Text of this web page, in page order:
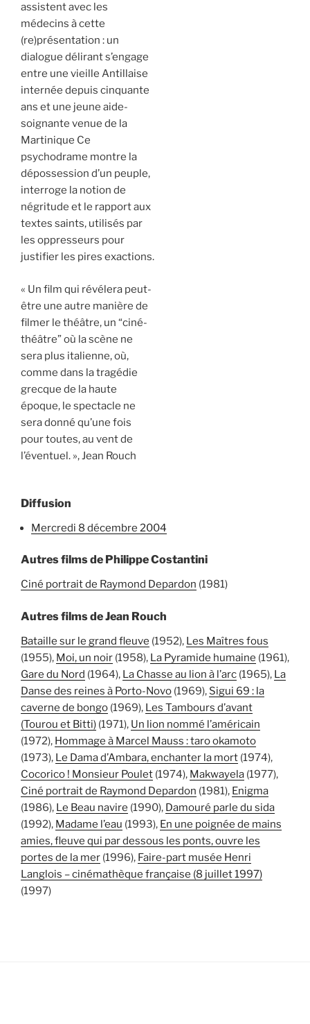
assistent avec les
médecins à cette
(re)présentation : un
dialogue délirant s’engage
entre une vieille Antillaise
internée depuis cinquante
ans et une jeune aide-
soignante venue de la
Martinique Ce
psychodrame montre la
dépossession d’un peuple,
interroge la notion de
négritude et le rapport aux
textes saints, utilisés par
les oppresseurs pour
justifier les pires exactions.
« Un film qui révélera peut-
être une autre manière de
filmer le théâtre, un “ciné-
théâtre” où la scène ne
sera plus italienne, où,
comme dans la tragédie
grecque de la haute
époque, le spectacle ne
sera donné qu’une fois
pour toutes, au vent de
l’éventuel. », Jean Rouch
Diffusion
mercredi 8 décembre 2004
Autres films de Philippe Costantini
Ciné portrait de Raymond Depardon (1981)
Autres films de Jean Rouch
Bataille sur le grand fleuve (1952), Les Maîtres fous
(1955), Moi, un noir (1958), La Pyramide humaine (1961),
Gare du Nord (1964), La Chasse au lion à l’arc (1965), La
Danse des reines à Porto-Novo (1969), Sigui 69 : la
caverne de bongo (1969), Les Tambours d’avant
(Tourou et Bitti) (1971), Un lion nommé l’américain
(1972), Hommage à Marcel Mauss : taro okamoto
(1973), Le Dama d’Ambara, enchanter la mort (1974),
Cocorico ! Monsieur Poulet (1974), Makwayela (1977),
Ciné portrait de Raymond Depardon (1981), Enigma
(1986), Le Beau navire (1990), Damouré parle du sida
(1992), Madame l’eau (1993), En une poignée de mains
amies, fleuve qui par dessous les ponts, ouvre les
portes de la mer (1996), Faire-part musée Henri
Langlois – cinémathèque française (8 juillet 1997)
(1997)